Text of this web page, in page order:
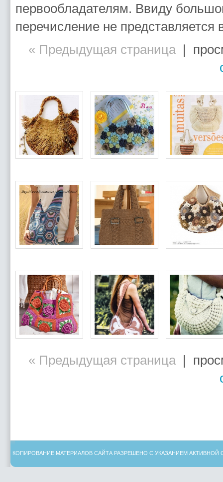
первообладателям. Ввиду
перечисление не
« Предыдущая страница |
« Предыдущая страница |
КОПИРОВАНИЕ МАТЕРИАЛОВ САЙТА РАЗРЕШЕНО С УКАЗАНИЕМ АКТИВНОЙ